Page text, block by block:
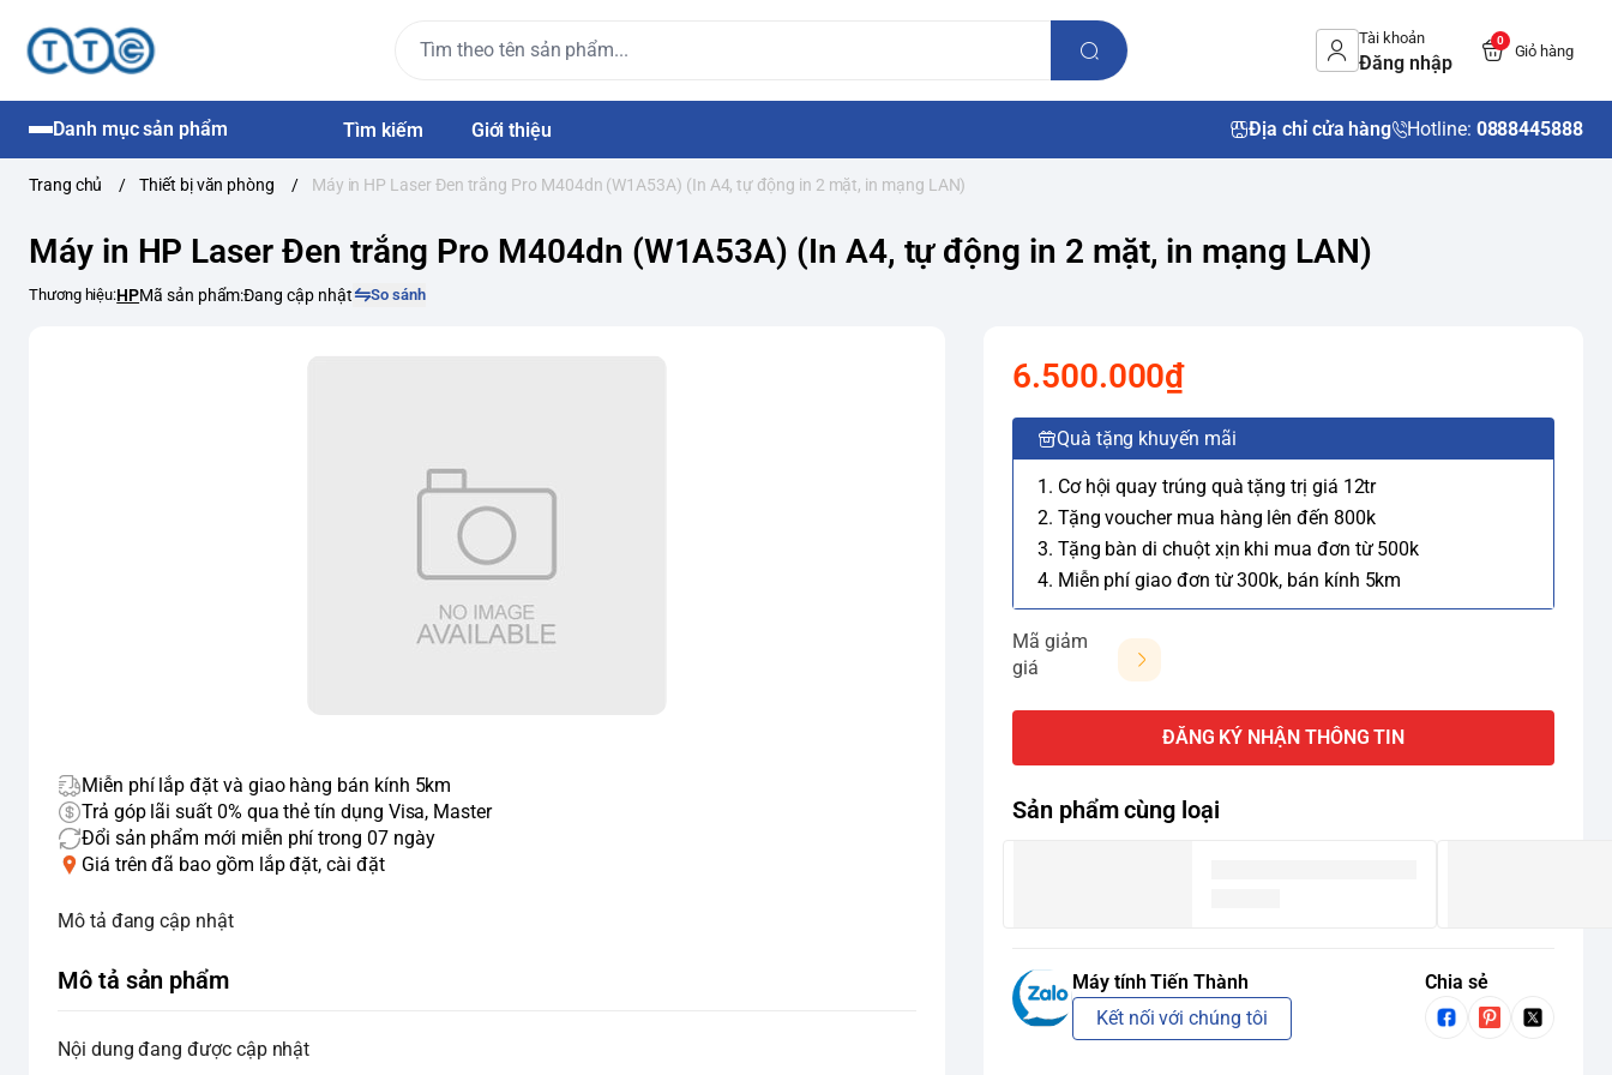
Tài khoản
Đăng nhập
0
Giỏ hàng
Danh mục sản phẩm Tìm kiếm Giới thiệu Địa chỉ cửa hàng Hotline: 0888445888
Trang chủ / Thiết bị văn phòng / Máy in HP Laser Đen trắng Pro M404dn (W1A53A) (In A4, tự động in 2 mặt, in mạng LAN)
Máy in HP Laser Đen trắng Pro M404dn (W1A53A) (In A4, tự động in 2 mặt, in mạng LAN)
Thương hiệu:HPMã sản phẩm:Đang cập nhật So sánh
6.500.000₫
Quà tặng khuyến mãi
1. Cơ hội quay trúng quà tặng trị giá 12tr
2. Tặng voucher mua hàng lên đến 800k
3. Tặng bàn di chuột xịn khi mua đơn từ 500k
4. Miễn phí giao đơn từ 300k, bán kính 5km
Mã giảm
giá
ĐĂNG KÝ NHẬN THÔNG TIN
Sản phẩm cùng loại
Máy tính Tiến Thành
Kết nối với chúng tôi
Chia sẻ
Miễn phí lắp đặt và giao hàng bán kính 5km
Trả góp lãi suất 0% qua thẻ tín dụng Visa, Master
Đổi sản phẩm mới miễn phí trong 07 ngày
Giá trên đã bao gồm lắp đặt, cài đặt
Mô tả đang cập nhật
Mô tả sản phẩm
Nội dung đang được cập nhật